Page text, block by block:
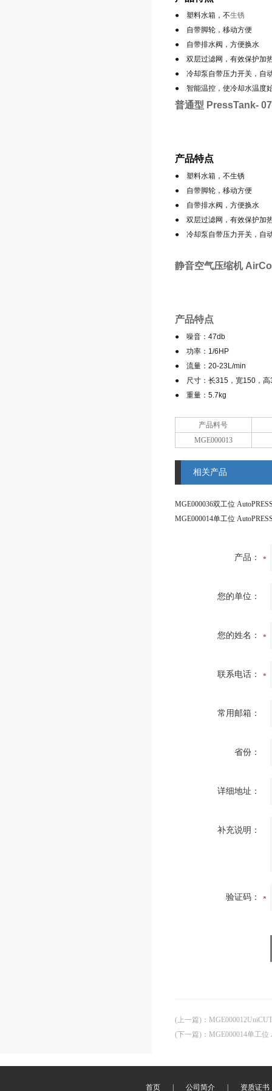
● 塑料水箱，不生锈
● 自带脚轮，移动方便
● 自带排水阀，方便换水
● 双层过滤网，有效保护加
● 冷却泵自带压力开关，自
● 智能温控，使冷却水温度
普通型 PressTank-
产品特点
● 塑料水箱，不生锈
● 自带脚轮，移动方便
● 自带排水阀，方便换水
● 双层过滤网，有效保护加
● 冷却泵自带压力开关，自
静音空气压缩机
产品特点
● 噪音：47db
● 功率：1/6HP
● 流量：20-23L/min
● 尺寸：长315，宽150，高
● 重量：5.7kg
产品料号
MGE000013
相关产品
MGE000036双工位
MGE000014单工位
产品：
您的单位：
您的姓名：
联系电话：
常用邮箱：
省份：
详细地址：
补充说明：
验证码：
(上一篇) ：
(下一篇) ： MGE000014单工位
首页 公司简介 资质证书